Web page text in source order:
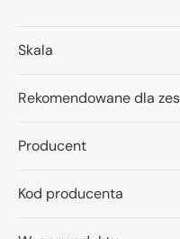
Skala
Rekomendowane dla
Producent
Kod producenta